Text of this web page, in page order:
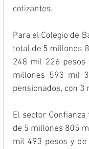
cotizantes.
Para el Colegio de
total de 5 millones
248 mil 226 pesos
millones 593 mil
pensionados, con
El sector
de 5 millones 805
mil 493 pesos y